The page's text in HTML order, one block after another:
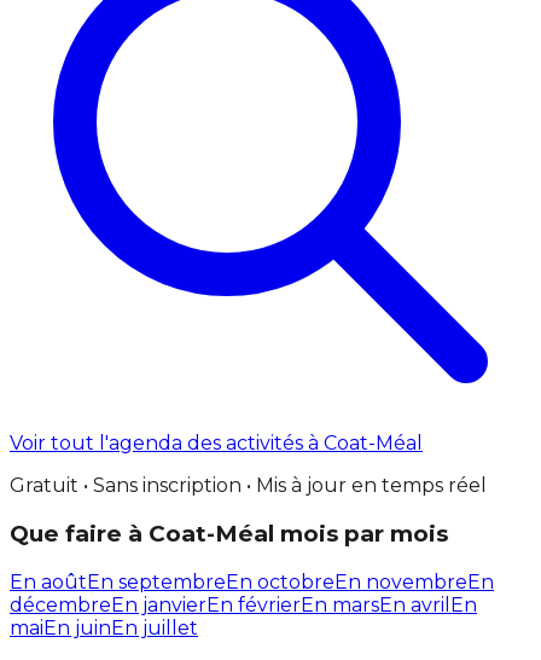
Voir tout l'agenda des activités à Coat-Méal
Gratuit • Sans inscription • Mis à jour en temps réel
Que faire à Coat-Méal mois par mois
En aoûtEn septembreEn octobreEn novembreEn
décembreEn janvierEn févrierEn marsEn avril En
maiEn juinEn juillet